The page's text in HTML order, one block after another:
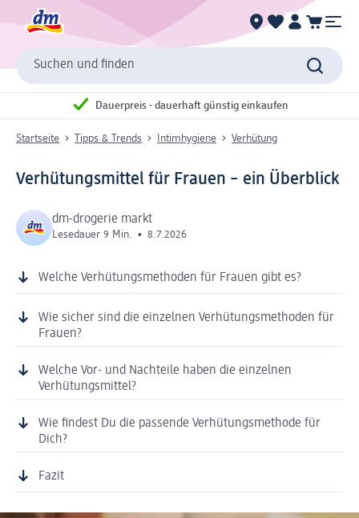
Suchen und finden
Dauerpreis - dauerhaft günstig einkaufen
Startseite Tipps & Trends Intimhygiene Verhütung
Verhütungsmittel für Frauen – ein Überblick
dm-drogerie markt
Lesedauer 9 Min. • 8.7.2026
Welche Verhütungsmethoden für Frauen gibt es?
Wie sicher sind die einzelnen Verhütungsmethoden für
Frauen?
Welche Vor- und Nachteile haben die einzelnen
Verhütungsmittel?
Wie findest Du die passende Verhütungsmethode für
Dich?
Fazit